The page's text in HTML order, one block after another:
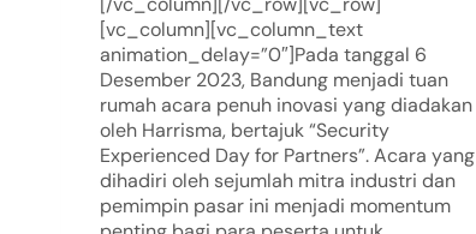
[vc_column][vc_column_text
animation_delay=”0″]Pada tanggal 6
Desember 2023, Bandung menjadi tuan
rumah acara penuh inovasi yang diadakan
oleh Harrisma, bertajuk “Security
Experienced Day for Partners”. Acara yang
dihadiri oleh sejumlah mitra industri dan
pemimpin pasar ini menjadi momentum